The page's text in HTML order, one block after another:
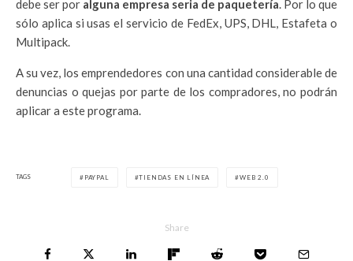
debe ser por alguna empresa seria de paquetería. Por lo que
sólo aplica si usas el servicio de FedEx, UPS, DHL, Estafeta o
Multipack.
A su vez, los emprendedores con una cantidad considerable de
denuncias o quejas por parte de los compradores, no podrán
aplicar a este programa.
TAGS PAYPAL TIENDAS EN LÍNEA WEB 2.0
Share